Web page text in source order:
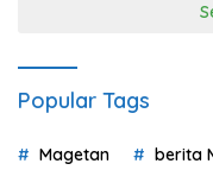
Popular Tags
Magetan berita